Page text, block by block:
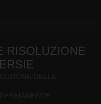
RISOLUZIONE